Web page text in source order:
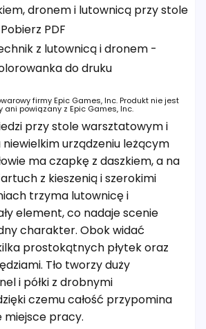
dronem i lutownicą przy stole
PDF
firmy Epic Games, Inc. Produkt nie jest
ani powiązany z Epic Games, Inc.
przy stole warsztatowym i
urządzeniu leżącym
ma czapkę z daszkiem, a na
z kieszenią i szerokimi
trzyma lutownicę i
element, co nadaje scenie
charakter. Obok widać
prostokątnych płytek oraz
Tło tworzy duży
i półki z drobnymi
czemu całość przypomina
pracy.